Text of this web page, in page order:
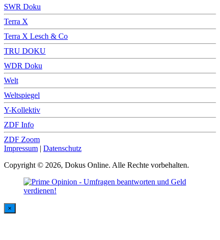
SWR Doku
Terra X
Terra X Lesch & Co
TRU DOKU
WDR Doku
Welt
Weltspiegel
Y-Kollektiv
ZDF Info
ZDF Zoom
Impressum | Datenschutz
Copyright © 2026, Dokus Online. Alle Rechte vorbehalten.
×